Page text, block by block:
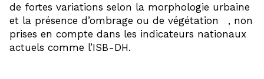
de fortes variations selon la morphologie urbaine
et la présence d’ombrage ou de végétation
, non
prises en compte dans les indicateurs nationaux
actuels comme l’ISB-DH.